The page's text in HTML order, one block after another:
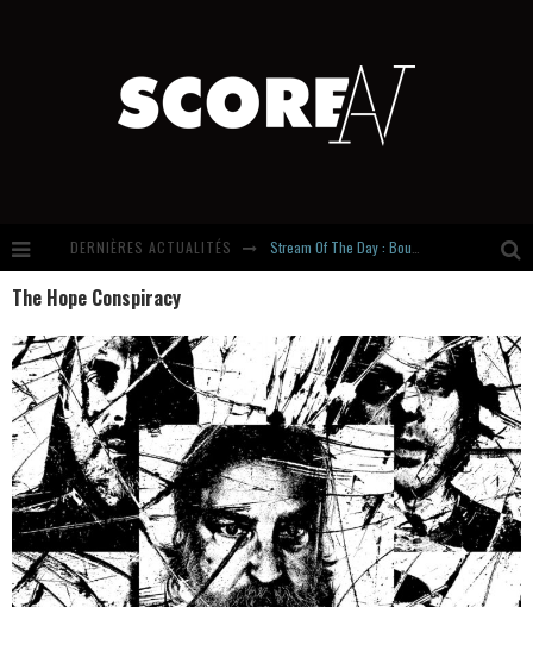
DERNIÈRES ACTUALITÉS
Hardcore, Actually. Meet Cút Lộn
Introducing Newcomer : Gudewife
The Hope Conspiracy